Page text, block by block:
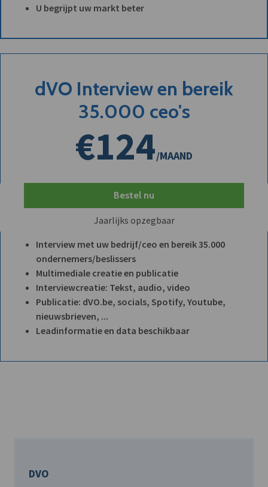
U begrijpt uw markt beter
dVO Interview en bereik
35.000 ceo's
€124/MAAND
Bestel nu
Jaarlijks opzegbaar
Interview met uw bedrijf/ceo en bereik 35.000
ondernemers/beslissers
Multimediale creatie en publicatie
Interviewcreatie: Tekst, audio, video
Publicatie: dVO.be, socials, Spotify, Youtube,
nieuwsbrieven, ...
Leadinformatie en data beschikbaar
DVO